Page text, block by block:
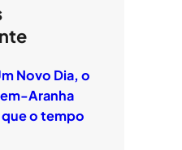
Novo Dia, o
Aranha
o tempo